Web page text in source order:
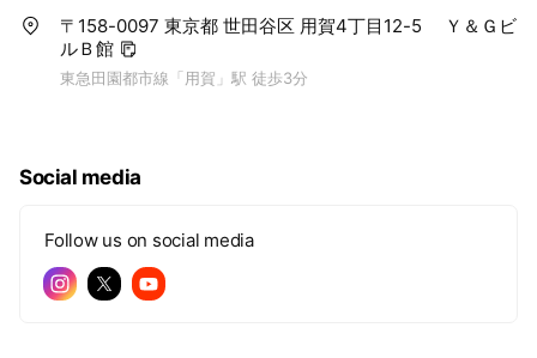
〒158-0097 東京都 世田谷区 用賀4丁目12-5 Ｙ＆Ｇビ
ルＢ館
東急田園都市線「用賀」駅 徒歩3分
Social media
Follow us on social media